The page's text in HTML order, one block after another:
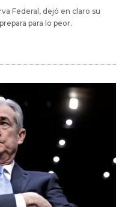
Federal, dejó en claro su
para lo peor.